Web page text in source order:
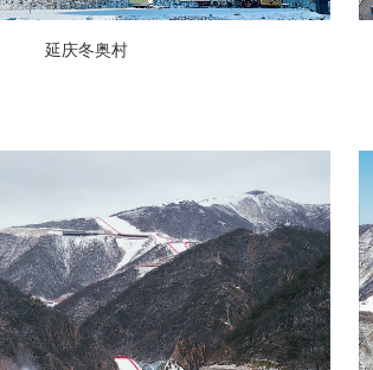
延庆冬奥村